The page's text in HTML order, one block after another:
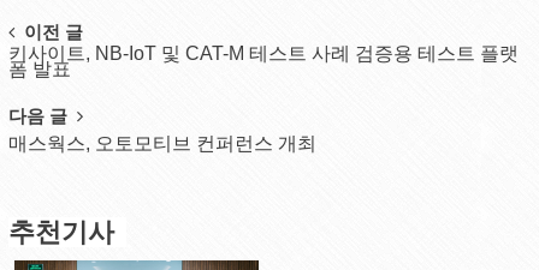
Post
navigation
이전 글
키사이트, NB-IoT 및 CAT-M 테스트 사례 검증용 테스트 플랫
폼 발표
다음 글
매스웍스, 오토모티브 컨퍼런스 개최
추천기사